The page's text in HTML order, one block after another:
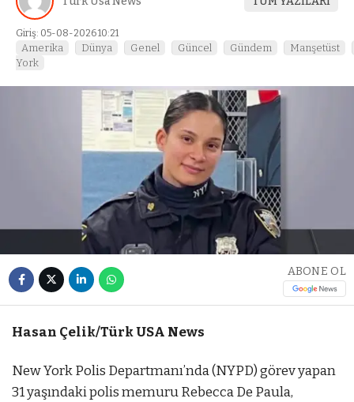
Giriş: 05-08-2026 10:21
Amerika Dünya Genel Güncel Gündem
Manşetüst
York
ABONE OL
Hasan Çelik/Türk USA News
New York Polis Departmanı’nda (NYPD) görev yapan
31 yaşındaki polis memuru Rebecca De Paula,